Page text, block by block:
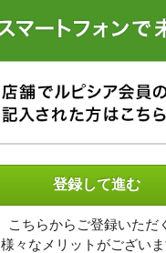
こちらからご登録いただ
様々なメリットがございま